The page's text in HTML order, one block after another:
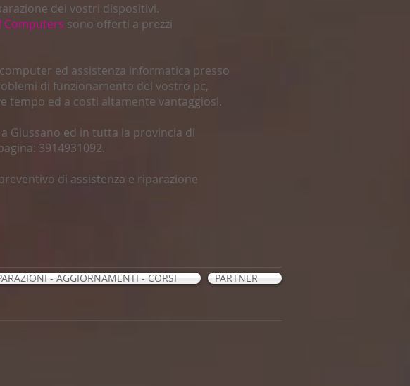
dei vostri dispositivi.
Computers sono offerti a prezzi
ed assistenza informatica presso
di funzionamento del vostro pc,
ed a costi altamente vantaggiosi.
Giussano ed in tutta la provincia di
3914931092.
di assistenza e riparazione
- AGGIORNAMENTI - CORSI PARTNER